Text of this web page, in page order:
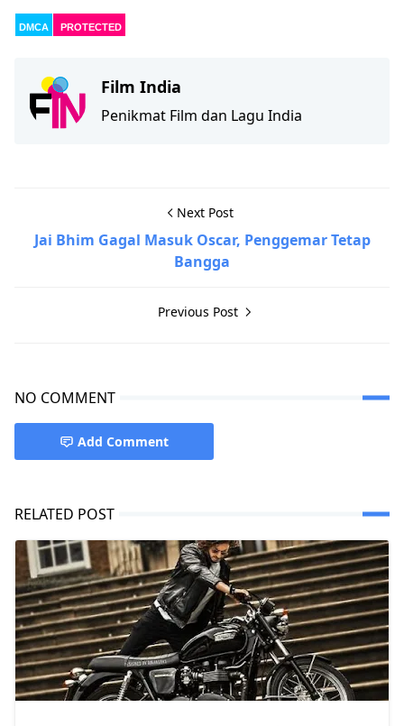
DMCA PROTECTED
Film India
Penikmat Film dan Lagu India
Next Post
Jai Bhim Gagal Masuk Oscar, Penggemar Tetap
Bangga
Previous Post
NO COMMENT
Add Comment
RELATED POST